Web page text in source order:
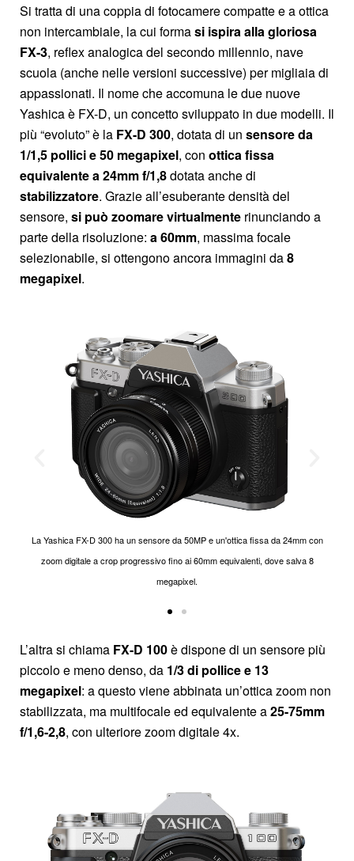
Si tratta di una coppia di fotocamere compatte e a ottica
non intercambiale, la cui formasi ispira alla gloriosa
FX-3, reflex analogica del secondo millennio, nave
scuola (anche nelle versioni successive) per migliaia di
appassionati. Il nome che accomuna le due nuove
Yashica è FX-D, un concetto sviluppato in due modelli. Il
più “evoluto” è la FX-D 300, dotata di un sensore da
1/1,5 pollici e 50 megapixel, con ottica fissa
equivalente a 24mm f/1,8dotata anche di
stabilizzatore. Grazie all’esuberante densità del
sensore, si può zoomare virtualmente rinunciando a
parte della risoluzione: a 60mm, massima focale
selezionabile, si ottengono ancora immagini da8
megapixel.
La Yashica FX-D 300 ha un sensore da 50MP e un'ottica fissa da 24mm con
zoom digitale a crop progressivo fino ai 60mm equivalenti, dove salva 8
megapixel.
La Yashica FX-D 300 ha un sensore da 50MP e un'ottica fissa da 24mm con
zoom digitale a crop progressivo fino ai 60mm equivalenti, dove salva 8
megapixel.
L’altra si chiama FX-D 100è dispone di un sensore più
piccolo e meno denso, da 1/3 di pollice e 13
megapixel: a questo viene abbinata un’ottica zoom non
stabilizzata, ma multifocale ed equivalente a25-75mm
f/1,6-2,8, con ulteriore zoom digitale 4x.